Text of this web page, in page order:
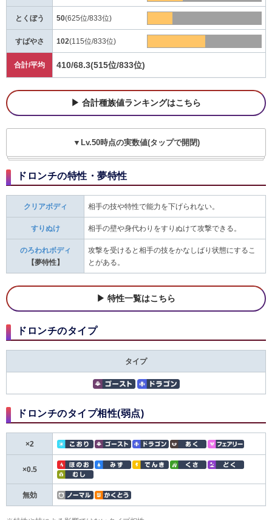
とくぼう 50(625位/833位)
すばやさ 102(115位/833位)
合計/平均 410/68.3(515位/833位)
合計種族値ランキングはこちら
▼Lv.50時点の実数値(タップで開閉)
ドロンチの特性・夢特性
クリアボディ 相手の技や特性で能力を下げられない。
すりぬけ 相手の壁や身代わりをすりぬけて攻撃できる。
のろわれボディ
【夢特性】
攻撃を受けると相手の技をかなしばり状態にするこ
とがある。
特性一覧はこちら
ドロンチのタイプ
タイプ
ドロンチのタイプ相性(弱点)
×2
×0.5
無効